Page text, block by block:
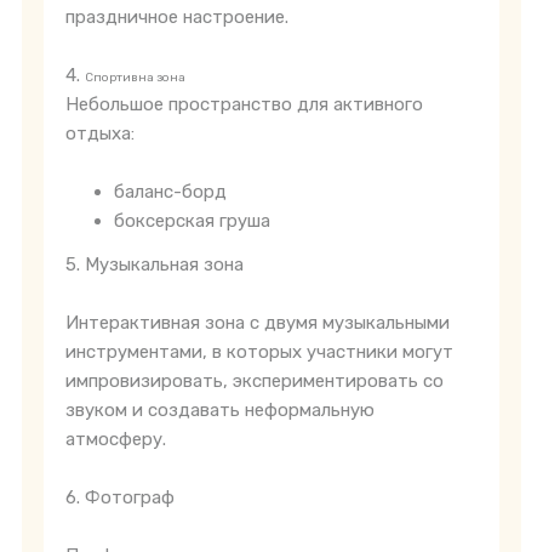
праздничное настроение.
4. Спортивна зона
Небольшое пространство для активного
отдыха:
баланс-борд
боксерская груша
5. Музыкальная зона
Интерактивная зона с двумя музыкальными
инструментами, в которых участники могут
импровизировать, экспериментировать со
звуком и создавать неформальную
атмосферу.
6. Фотограф